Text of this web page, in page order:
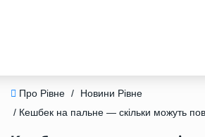
Про Рівне /
Новини Рівне